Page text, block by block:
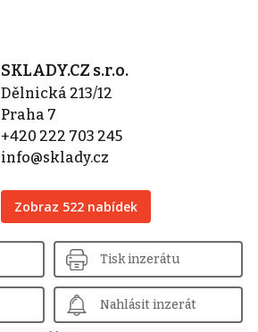
SKLADY.CZ s.r.o.
Dělnická 213/12
Praha 7
+420 222 703 245
info@sklady.cz
Zobraz 522 nabídek
Tisk inzerátu
Nahlásit inzerát